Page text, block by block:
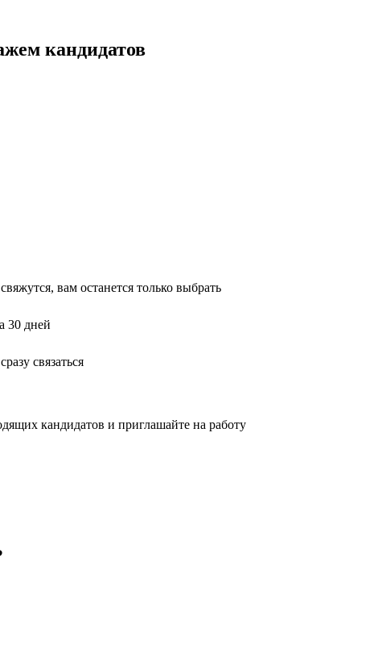
кандидатов
вам останется только выбрать
30 дней
связаться
кандидатов и приглашайте на работу